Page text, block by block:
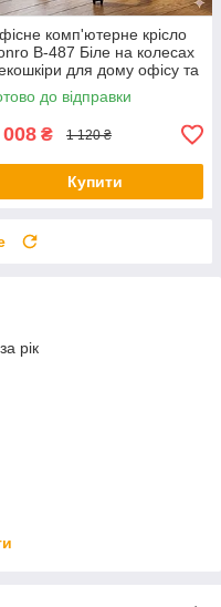
комп'ютерне крісло
B-487 Біле на колесах
для дому офісу та
до відправки
008 ₴ 1 120 ₴
Купити
рік